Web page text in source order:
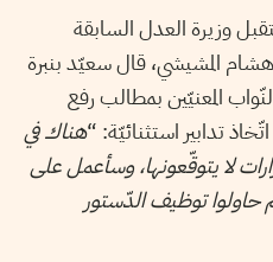
وزيرة العدل السابقة
هشام المشيشي، قال سعيّد بنبرة
المعنيّين بمطالب رفع
تدابير استثنائيّة: “هناك في
لا يتوقّعونها، وسأعمل على
حاولوا توظيف الدّستور